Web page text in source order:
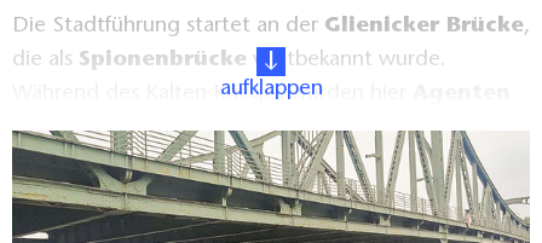
Die Stadtführung startet an der Glienicker Brücke,
die als Spionenbrücke weltbekannt wurde.
Während des Kalten Krieges wurden hier
zwischen Ost und Westausgetauscht, denn die
Brücke bildete dieGrenze zwischen der DDR
unddem amerikanischen Sektor inWestberlin. Bis
zum Fall der Berliner Mauer 1989 war die Brücke ein
aufklappen